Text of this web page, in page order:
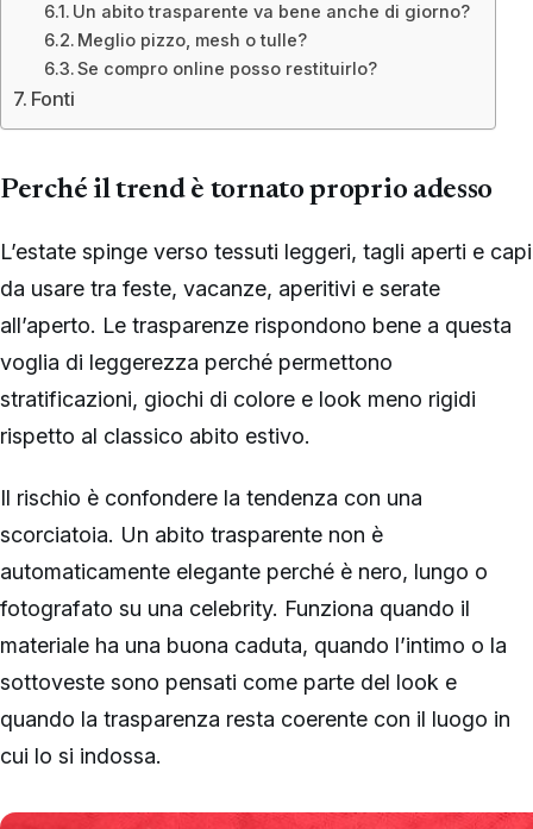
Un abito trasparente va bene anche di giorno?
Meglio pizzo, mesh o tulle?
Se compro online posso restituirlo?
Fonti
Perché il trend è tornato proprio adesso
L’estate spinge verso tessuti leggeri, tagli aperti e capi
da usare tra feste, vacanze, aperitivi e serate
all’aperto. Le trasparenze rispondono bene a questa
voglia di leggerezza perché permettono
stratificazioni, giochi di colore e look meno rigidi
rispetto al classico abito estivo.
Il rischio è confondere la tendenza con una
scorciatoia. Un abito trasparente non è
automaticamente elegante perché è nero, lungo o
fotografato su una celebrity. Funziona quando il
materiale ha una buona caduta, quando l’intimo o la
sottoveste sono pensati come parte del look e
quando la trasparenza resta coerente con il luogo in
cui lo si indossa.